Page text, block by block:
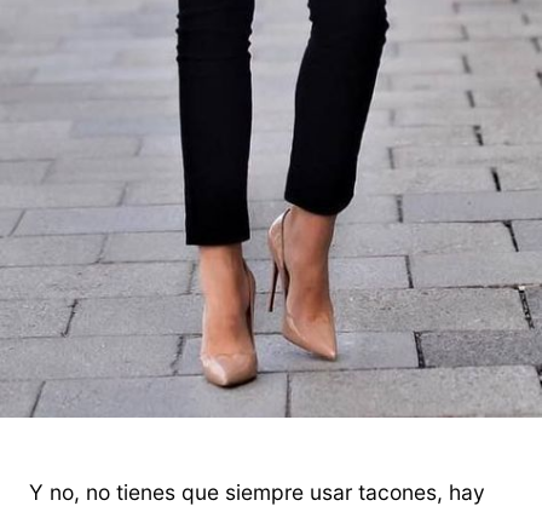
Y no, no tienes que siempre usar tacones, hay